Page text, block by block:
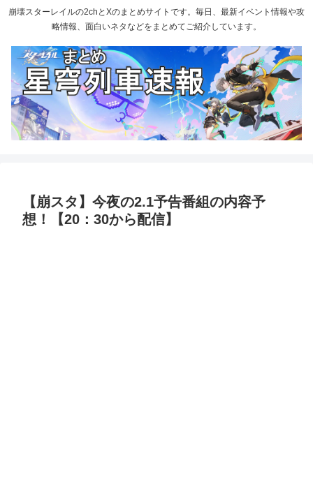
崩壊スターレイルの2chとXのまとめサイトです。毎日、最新イベント情報や攻
略情報、面白いネタなどをまとめてご紹介しています。
【崩スタ】今夜の2.1予告番組の内容予
想！【20：30から配信】